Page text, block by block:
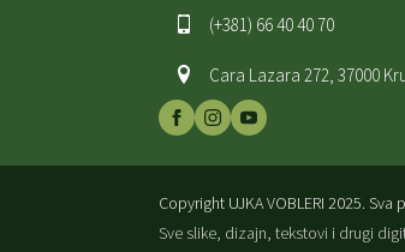
(+381) 66 40 40 70
Cara Lazara 272, 37000
Copyright UJKA VOBLERI 2025. Sva
Sve slike, dizajn, tekstovi i drugi